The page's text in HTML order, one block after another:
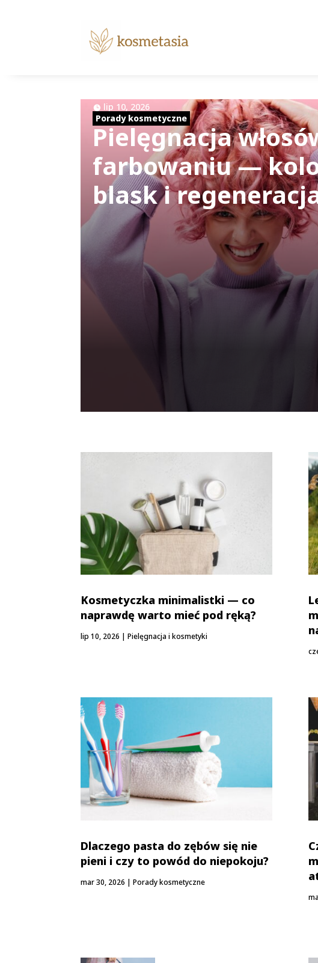
Pielęgnacja
farbowaniu —
blask i
lip 10, 2026
Porady kosmetyczne
Kosmetyczka minimalistki — co
naprawdę warto mieć pod ręką?
lip 10, 2026 |Pielęgnacja i kosmetyki
Dlaczego pasta do zębów się nie
pieni i czy to powód do niepokoju?
mar 30, 2026 |Porady kosmetyczne